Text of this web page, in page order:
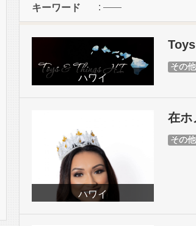
キーワード
:
ハワイ
その他
ハワイ
在ホ
その他